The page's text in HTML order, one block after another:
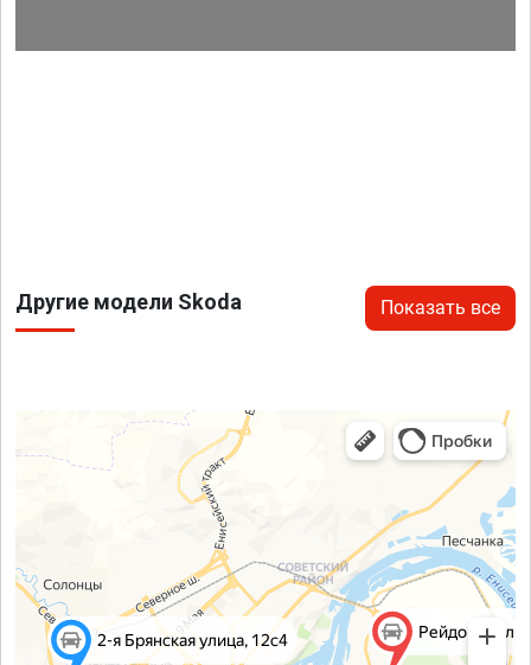
Другие модели Skoda Показать все